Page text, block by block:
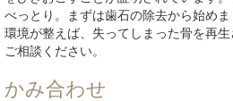
べっとり。まずは歯石の除去から始めま
環境が整えば、失ってしまった骨を再
ご相談ください。
かみ合わせ